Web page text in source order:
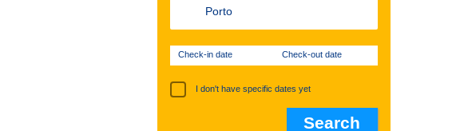
Check-in date Check-out date
I don't have specific dates yet